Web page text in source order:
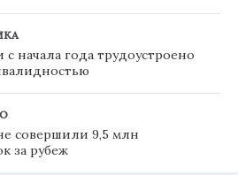
начала года трудоустроено
совершили 9,5 млн
за рубеж